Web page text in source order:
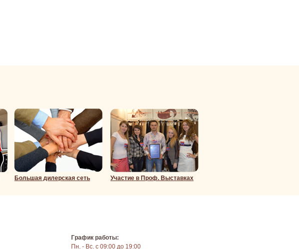
Большая дилерская сеть Участие в Проф. Выставках
График работы:
Пн. - Вс. с 09:00 до 19:00